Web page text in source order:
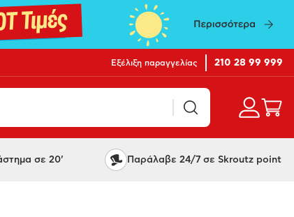
Εξέλιξη παραγγελίας 210 28 99 999
σε 20' Παράλαβε 24/7 σε Skroutz point